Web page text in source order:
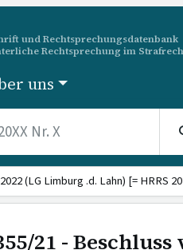
und Rechtsprechungsdatenbank
Rechtsprechung im
uns
(LG Limburg .d. Lahn) [= HRRS
21 -